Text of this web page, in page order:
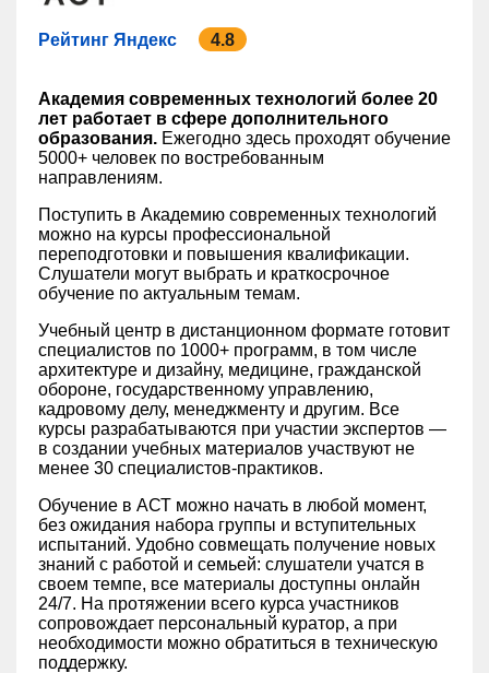
Рейтинг Яндекс 4.8
Академия современных технологий более 20
лет работает в сфере дополнительного
образования. Ежегодно здесь проходят обучение
5000+ человек по востребованным
направлениям.
Поступить в Академию современных технологий
можно на курсы профессиональной
переподготовки и повышения квалификации.
Слушатели могут выбрать и краткосрочное
обучение по актуальным темам.
Учебный центр в дистанционном формате готовит
специалистов по 1000+ программ, в том числе
архитектуре и дизайну, медицине, гражданской
обороне, государственному управлению,
кадровому делу, менеджменту и другим. Все
курсы разрабатываются при участии экспертов —
в создании учебных материалов участвуют не
менее 30 специалистов-практиков.
Обучение в АСТ можно начать в любой момент,
без ожидания набора группы и вступительных
испытаний. Удобно совмещать получение новых
знаний с работой и семьей: слушатели учатся в
своем темпе, все материалы доступны онлайн
24/7. На протяжении всего курса участников
сопровождает персональный куратор, а при
необходимости можно обратиться в техническую
поддержку.